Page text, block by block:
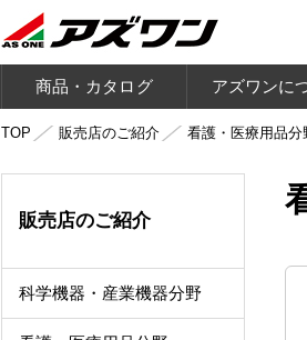
商品・カタログ アズワンに
TOP 販売店のご紹介 看護・医療用品分
販売店のご紹介
科学機器・産業機器分野